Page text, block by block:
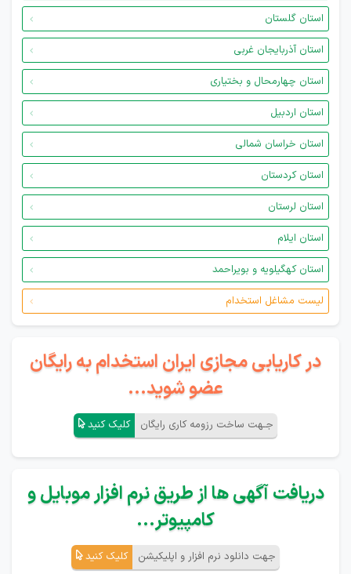
استان گلستان
استان آذربایجان غربی
استان چهارمحال و بختیاری
استان اردبیل
استان خراسان شمالی
استان کردستان
استان لرستان
استان ایلام
استان کهگیلویه و بویراحمد
لیست مشاغل استخدام
در کاریابی مجازی ایران استخدام به رایگان
عضو شوید...
جـهت ساخت رزومه کاری رایگان کلیک کنید
دریافت آگهی ها از طریق نرم افزار موبایل و
کامپیوتر...
جهت دانلود نرم افزار و اپلیکیشن کلیک کنید